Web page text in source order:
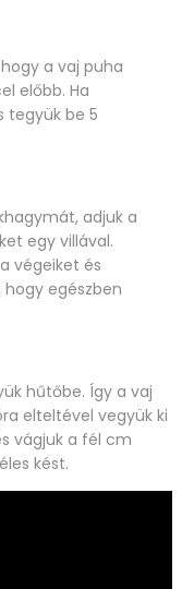
a vaj puha
előbb. Ha
tegyük be 5
adjuk a
egy villával.
végeiket és
egészben
hűtőbe. Így a vaj
elteltével vegyük ki
vágjuk a fél cm
kést.